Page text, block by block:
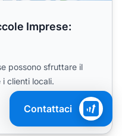
Imprese:
possono sfruttare il
clienti locali.
Contattaci